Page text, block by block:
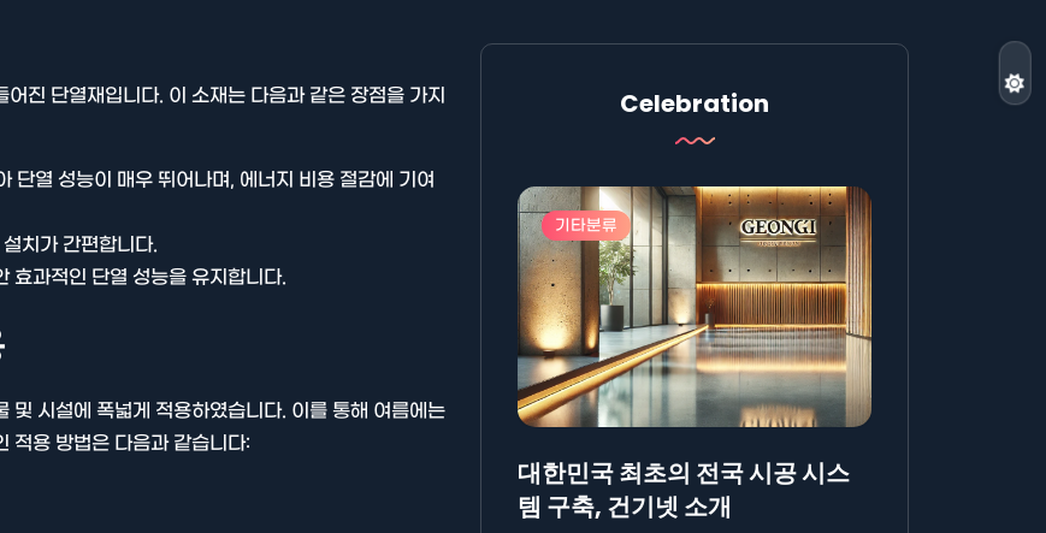
진 단열재입니다. 이 소재는 다음과 같은 장점을 가지
단열 성능이 매우 뛰어나며, 에너지 비용 절감에 기여
치가 간편합니다.
효과적인 단열 성능을 유지합니다.
및 시설에 폭넓게 적용하였습니다. 이를 통해 여름에는
적용 방법은 다음과 같습니다:
Celebration
기타분류
대한민국 최초의 전국 시공 시스
템 구축, 건기넷 소개